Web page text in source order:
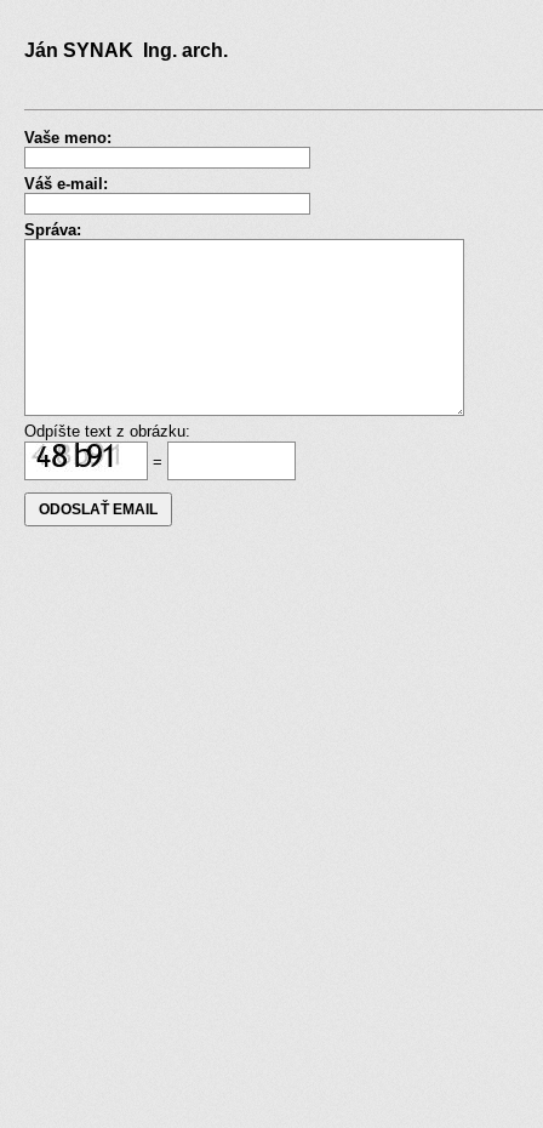
Ján SYNAK Ing. arch.
Vaše meno:
Váš e-mail:
Správa:
Odpíšte text z obrázku:
=